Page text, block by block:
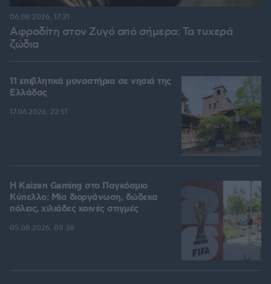
Αφροδίτη στον Ζυγό από σήμερα: Τα τυχερά
ζώδια
06.08.2026, 17:31
11 επιβλητικά μοναστήρια σε νησιά της
Ελλάδας
17.06.2026, 22:51
H Kaizen Gaming στο Παγκόσμιο
Kύπελλο: Μία διοργάνωση, δώδεκα
πόλεις, χιλιάδες κοινές στιγμές
05.08.2026, 08:38